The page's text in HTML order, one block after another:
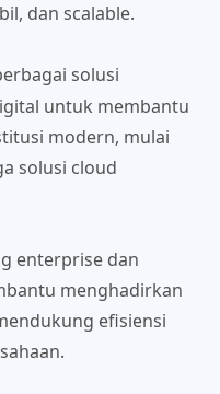
dan scalable.
solusi
untuk membantu
modern, mulai
solusi cloud
enterprise dan
menghadirkan
efisiensi